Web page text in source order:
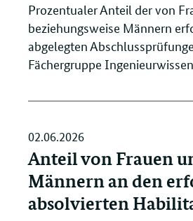
Prozentualer Anteil der von
beziehungsweise Männern
abgelegten
Fächergruppe
02.06.2026
Anteil von Frauen
Männern an den
absolvierten